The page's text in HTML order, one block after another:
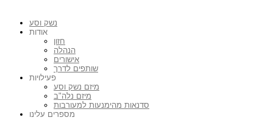
נשק וסע
אודות
חזון
הנהלה
אישורים
שותפים לדרך
פעילויות
מיזם נשק וסע
מיזם נלה"ב
סדנאות מהימנעות למעורבות
מספרים עלינו